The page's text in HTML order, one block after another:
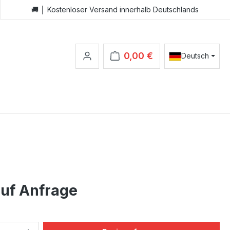
🚚 │ Kostenloser Versand innerhalb Deutschlands
0,00 €
Warenkorb enthält 0
Deutsch
Anfrage